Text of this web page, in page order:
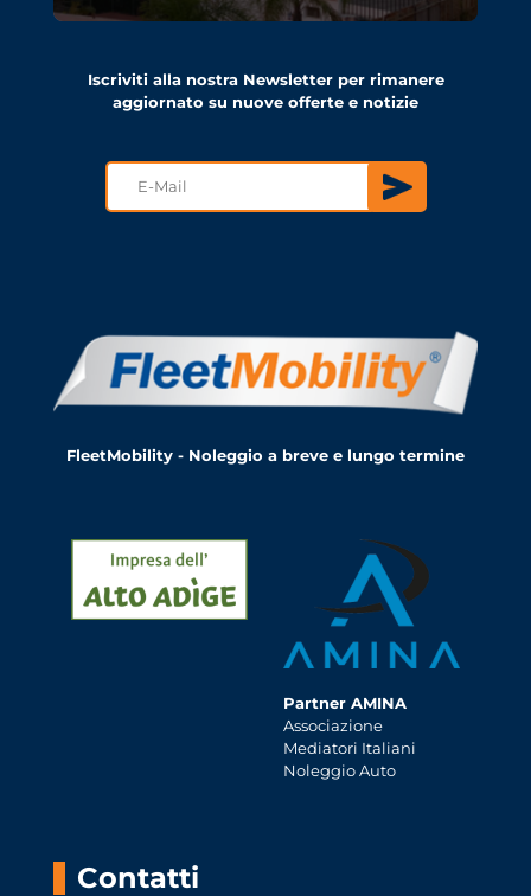
Iscriviti alla nostra Newsletter per rimanere
aggiornato su nuove offerte e notizie
FleetMobility - Noleggio a breve e lungo termine
Partner AMINA
Associazione
Mediatori Italiani
Noleggio Auto
Contatti